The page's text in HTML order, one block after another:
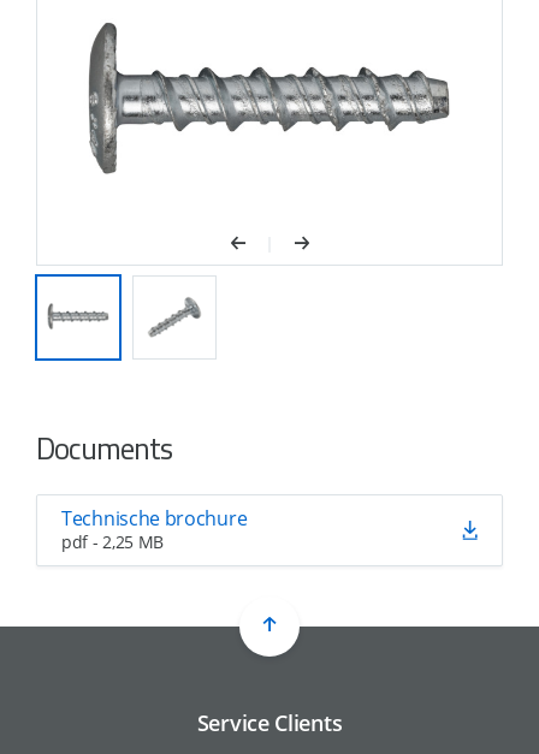
Documents
Technische brochure
pdf - 2,25 MB
Service Clients